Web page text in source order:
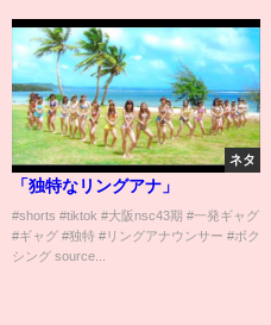
ネタ
「独特なリングアナ」
#shorts #tiktok #大阪nsc43期 #一発ギャグ
#ギャグ #独特 #リングアナウンサー #ボク
シング source...